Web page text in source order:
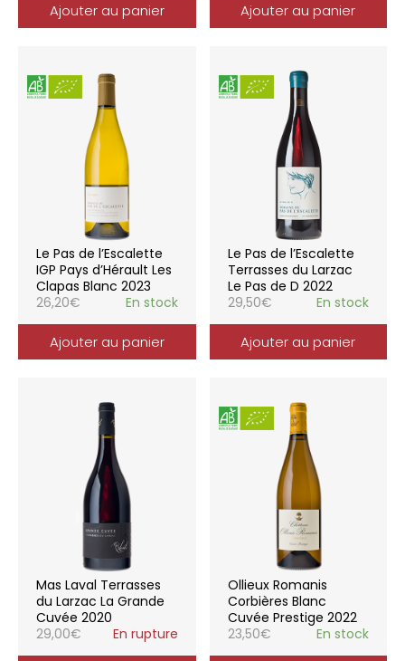
Ajouter au panier Ajouter au panier
Le Pas de l’Escalette
IGP Pays d’Hérault Les
Clapas Blanc 2023
26,20€ En stock
Ajouter au panier
Le Pas de l’Escalette
Terrasses du Larzac
Le Pas de D 2022
29,50€ En stock
Ajouter au panier
Mas Laval Terrasses
du Larzac La Grande
Cuvée 2020
29,00€ En rupture
Ollieux Romanis
Corbières Blanc
Cuvée Prestige 2022
23,50€ En stock